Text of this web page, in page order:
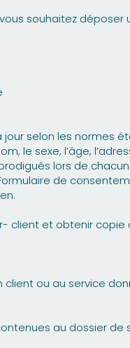
souhaitez déposer
selon les normes
le sexe, l’âge,
lors de
de
client et obtenir copie
client ou au service
au dossier de